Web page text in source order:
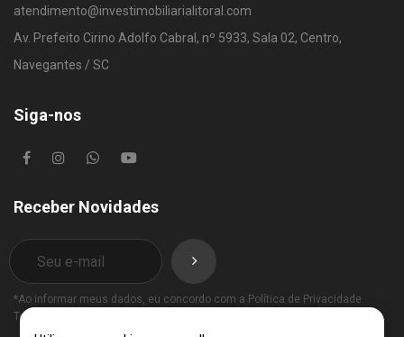
atendimento@investimobiliarialitoral.com
Av. Prefeito Cirino Adolfo Cabral, nº 5933, Sala 02, Centro,
Navegantes / SC
Siga-nos
Receber Novidades
*Ao informar meus dados, eu concordo com a Política de Privacidade
Termos de Uso